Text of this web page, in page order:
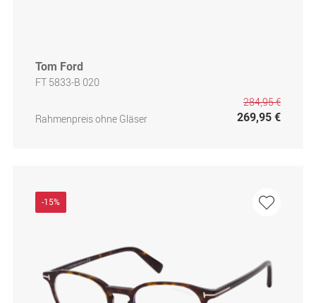
Tom Ford
FT 5833-B 020
Rahmenpreis ohne Gläser
284,95 €
269,95 €
-15%